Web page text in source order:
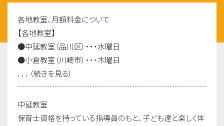
各地教室、月額料金について
【各地教室】
●中延教室（品川区）・・・水曜日
●小倉教室（川崎市）・・・木曜日
．．．（続きを見る）
中延教室
保育士資格を持っている指導員のもと、子ども達と楽しく体